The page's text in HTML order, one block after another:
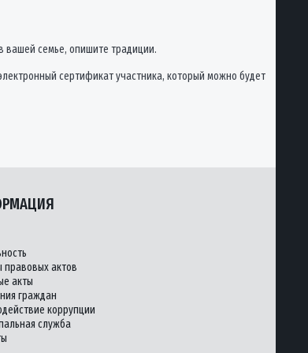
вашей семье, опишите традиции.
сертификат участника, который можно будет
правовых актов
акты
граждан
коррупции
служба